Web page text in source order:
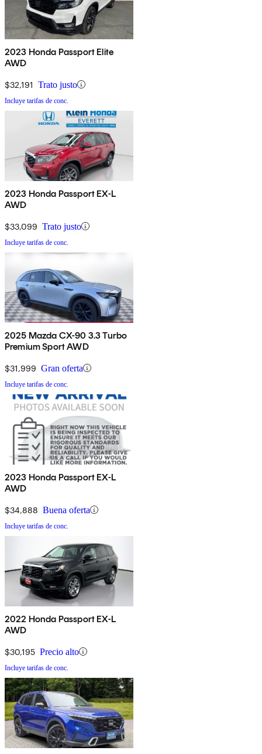
2023 Honda Passport Elite
AWD
$32,191 Trato justo
Incluye tarifas de conc.
2023 Honda Passport EX-L
AWD
$33,099 Trato justo
Incluye tarifas de conc.
2025 Mazda CX-90 3.3 Turbo
Premium Sport AWD
$31,999 Gran oferta
Incluye tarifas de conc.
2023 Honda Passport EX-L
AWD
$34,888 Buena oferta
Incluye tarifas de conc.
2022 Honda Passport EX-L
AWD
$30,195 Precio alto
Incluye tarifas de conc.